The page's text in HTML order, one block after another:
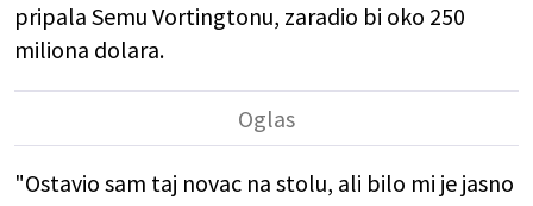
pripala Semu Vortingtonu, zaradio bi oko 250
miliona dolara.
"Ostavio sam taj novac na stolu, ali bilo mi je jasno